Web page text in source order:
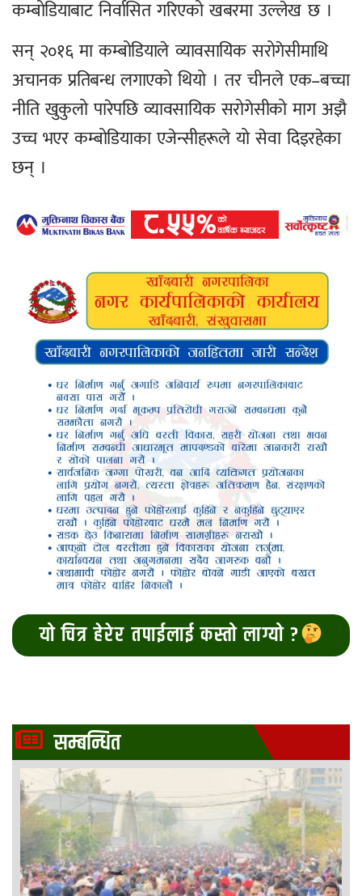
कम्बोडियाबाट निर्वासित गरिएको खबरमा उल्लेख छ ।
सन् २०१६ मा कम्बोडियाले व्यावसायिक सरोगेसीमाथि
अचानक प्रतिबन्ध लगाएको थियो । तर चीनले एक–बच्चा
नीति खुकुलो पारेपछि व्यावसायिक सरोगेसीको माग अझै
उच्च भएर कम्बोडियाका एजेन्सीहरूले यो सेवा दिइरहेका
छन् ।
यो चित्र हेरेर तपाईलाई कस्तो लाग्यो ?
सम्बन्धित